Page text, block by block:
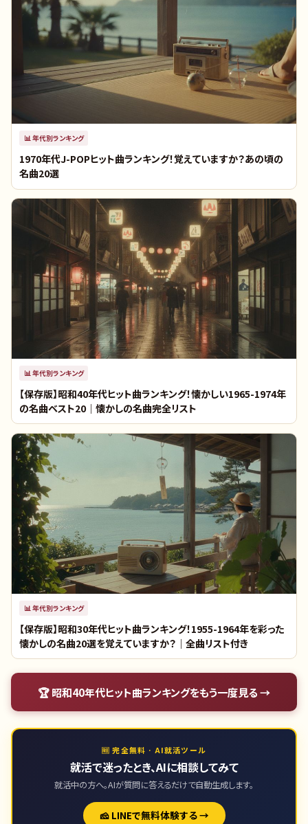
📊 年代別ランキング
1970年代J-POPヒット曲ランキング！覚えていますか？あの頃の
名曲20選
📊 年代別ランキング
【保存版】昭和40年代ヒット曲ランキング！懐かしい1965-1974年
の名曲ベスト20｜懐かしの名曲完全リスト
📊 年代別ランキング
【保存版】昭和30年代ヒット曲ランキング！1955-1964年を彩った
懐かしの名曲20選を覚えていますか？｜全曲リスト付き
🏆昭和40年代ヒット曲ランキングをもう一度見る →
🆓 完全無料 · AI就活ツール
就活で迷ったとき、AIに相談してみて
就活中の方へ。AIが質問に答えるだけで自動生成します。
🧀 LINEで無料体験する →